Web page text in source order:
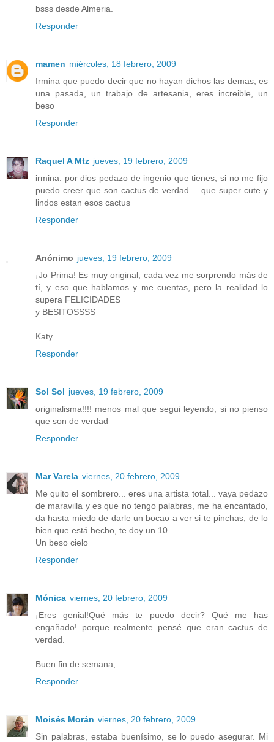
bsss desde Almeria.
Responder
mamen miércoles, 18 febrero, 2009
Irmina que puedo decir que no hayan dichos las demas, es
una pasada, un trabajo de artesania, eres increible, un
beso
Responder
Raquel A Mtz jueves, 19 febrero, 2009
irmina: por dios pedazo de ingenio que tienes, si no me fijo
puedo creer que son cactus de verdad.....que super cute y
lindos estan esos cactus
Responder
Anónimo jueves, 19 febrero, 2009
¡Jo Prima! Es muy original, cada vez me sorprendo más de
tí, y eso que hablamos y me cuentas, pero la realidad lo
supera FELICIDADES
y BESITOSSSS
Katy
Responder
Sol Sol jueves, 19 febrero, 2009
originalisma!!!! menos mal que segui leyendo, si no pienso
que son de verdad
Responder
Mar Varela viernes, 20 febrero, 2009
Me quito el sombrero... eres una artista total... vaya pedazo
de maravilla y es que no tengo palabras, me ha encantado,
da hasta miedo de darle un bocao a ver si te pinchas, de lo
bien que está hecho, te doy un 10
Un beso cielo
Responder
Mónica viernes, 20 febrero, 2009
¡Eres genial!Qué más te puedo decir? Qué me has
engañado! porque realmente pensé que eran cactus de
verdad.
Buen fin de semana,
Responder
Moisés Morán viernes, 20 febrero, 2009
Sin palabras, estaba buenísimo, se lo puedo asegurar. Mi